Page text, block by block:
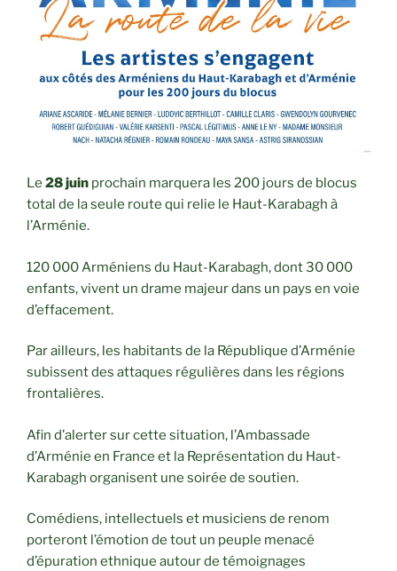
Le 28 juin prochain marquera les 200 jours de blocus
total de la seule route qui relie le Haut-Karabagh à
l’Arménie.
120 000 Arméniens du Haut-Karabagh, dont 30 000
enfants, vivent un drame majeur dans un pays en voie
d’effacement.
Par ailleurs, les habitants de la République d’Arménie
subissent des attaques régulières dans les régions
frontalières.
Afin d’alerter sur cette situation, l’Ambassade
d’Arménie en France et la Représentation du Haut-
Karabagh organisent une soirée de soutien.
Comédiens, intellectuels et musiciens de renom
porteront l’émotion de tout un peuple menacé
d’épuration ethnique autour de témoignages